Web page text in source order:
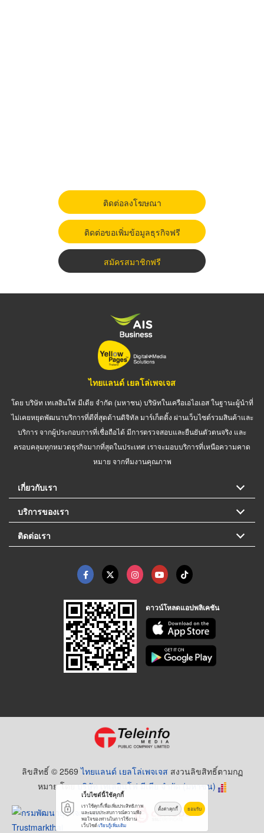
ติดต่อลงโฆษณา
ติดต่อขอเพิ่มข้อมูลธุรกิจฟรี
สมัครสมาชิกฟรี
ไทยแลนด์ เยลโล่เพจเจส
โดย บริษัท เทเลอินโฟ มีเดีย จำกัด (มหาชน) บริษัทในเครือเอไอเอส ในฐานะผู้นำที่
ไม่เคยหยุดพัฒนาบริการที่ดีที่สุดด้านดิจิทัล มาร์เก็ตติ้ง ผ่านเว็บไซต์รวมสินค้าและ
บริการ จากผู้ประกอบการที่เชื่อถือได้ มีการตรวจสอบและยืนยันตัวตนจริง และ
ครอบคลุมทุกหมวดธุรกิจมากที่สุดในประเทศ เราจะมอบบริการที่เหนือความคาด
หมาย จากทีมงานคุณภาพ
เกี่ยวกับเรา
บริการของเรา
ติดต่อเรา
ดาวน์โหลดแอปพลิเคชัน
ลิขสิทธิ์ © 2569ไทยแลนด์ เยลโล่เพจเจส สงวนลิขสิทธิ์ตามกฏ
หมาย โดยบริษัท เทเลอินโฟ มีเดีย จำกัด (มหาชน)
เว็บไซต์นี้ใช้คุกกี้
เราใช้คุกกี้เพื่อเพิ่มประสิทธิภาพ
และมอบประสบการณ์ความพึง
พอใจของท่านในการใช้งาน
เว็บไซต์เรียนรู้เพิ่มเติม
ตั้งค่าคุกกี้ ยอมรับ